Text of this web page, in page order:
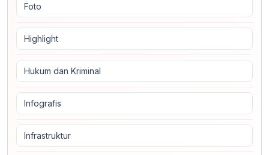
Foto
Highlight
Hukum dan Kriminal
Infografis
Infrastruktur